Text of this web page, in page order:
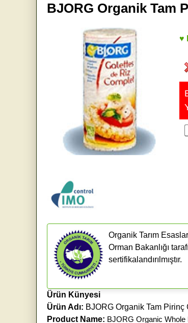
BJORG Organik Tam
♥
Organik Tarım
Orman Bakanlığı
sertifikalandırılmıştır.
Ürün Künyesi
Ürün Adı: BJORG Organik Tam Pirinç
Product Name: BJORG Organic